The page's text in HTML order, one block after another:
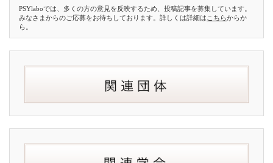
PSYlaboでは、多くの方の意見を反映するため、投稿記事を募集しています。
みなさまからのご応募をお待ちしております。詳しくは詳細は こちらからか
ら。